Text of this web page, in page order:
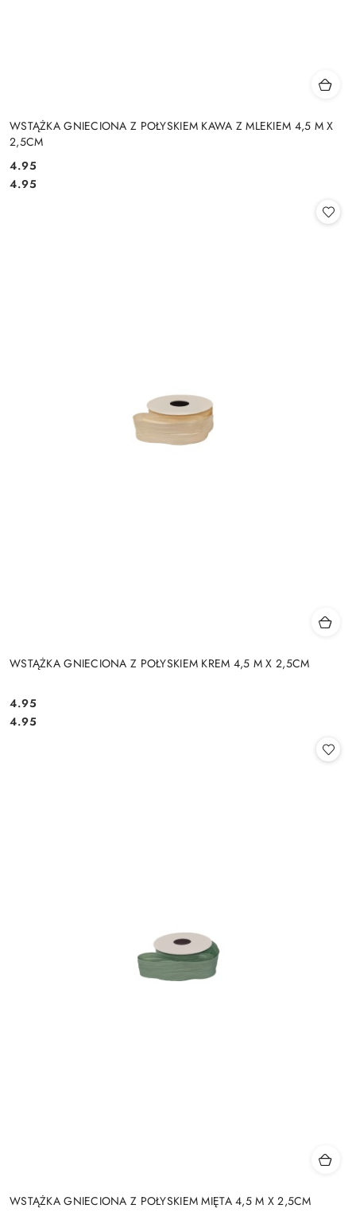
WSTĄŻKA GNIECIONA Z POŁYSKIEM KAWA Z MLEKIEM 4,5 M X
2,5CM
Cena:
4.95
Cena:
4.95
WSTĄŻKA GNIECIONA Z POŁYSKIEM KREM 4,5 M X 2,5CM
Cena:
4.95
Cena:
4.95
WSTĄŻKA GNIECIONA Z POŁYSKIEM MIĘTA 4,5 M X 2,5CM